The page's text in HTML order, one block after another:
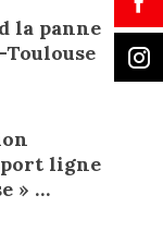
la panne
ligne
» …